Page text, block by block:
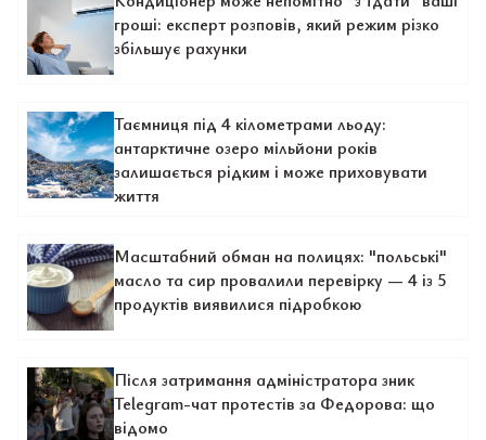
гроші: експерт розповів, який режим різко
збільшує рахунки
Таємниця під 4 кілометрами льоду:
антарктичне озеро мільйони років
залишається рідким і може приховувати
життя
Масштабний обман на полицях: "польські"
масло та сир провалили перевірку — 4 із 5
продуктів виявилися підробкою
Після затримання адміністратора зник
Telegram-чат протестів за Федорова: що
відомо